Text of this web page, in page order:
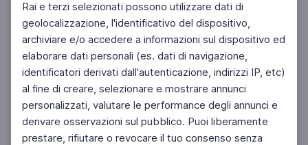
Rai e terzi selezionati possono utilizzare dati di
geolocalizzazione, l'identificativo del dispositivo,
archiviare e/o accedere a informazioni sul dispositivo ed
elaborare dati personali (es. dati di navigazione,
identificatori derivati dall'autenticazione, indirizzi IP, etc)
al fine di creare, selezionare e mostrare annunci
personalizzati, valutare le performance degli annunci e
derivare osservazioni sul pubblico. Puoi liberamente
prestare, rifiutare o revocare il tuo consenso senza